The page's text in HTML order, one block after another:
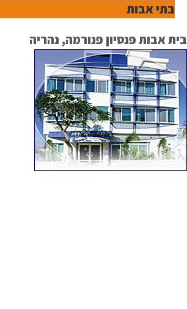
בתי אבות
בית אבות פנסיון פנורמה, נהריה